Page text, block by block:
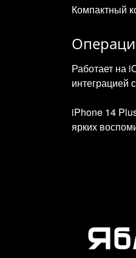
Компактный
Работает на
интеграцией
iPhone 14
ярких